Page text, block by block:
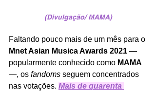
(Divulgação/ MAMA)
Faltando pouco mais de um mês para o
Mnet Asian Musica Awards 2021 —
popularmente conhecido como MAMA
—, os fandoms seguem concentrados
nas votações. Mais de quarenta